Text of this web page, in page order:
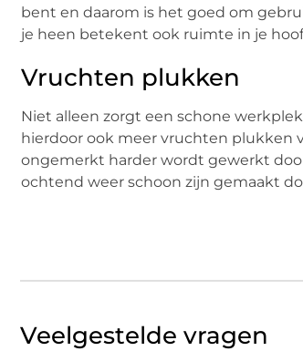
bent en daarom is het goed om
je heen betekent ook ruimte in je
Vruchten plukken
Niet alleen zorgt een schone
hierdoor ook meer vruchten plukken
ongemerkt harder wordt gewerkt
ochtend weer schoon zijn gemaakt
Veelgestelde vragen